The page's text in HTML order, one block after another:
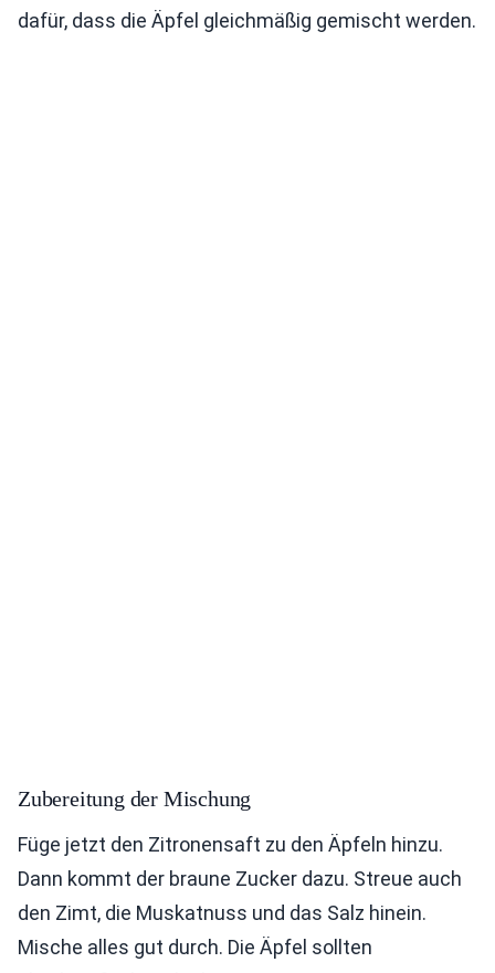
dafür, dass die Äpfel gleichmäßig gemischt werden.
Zubereitung der Mischung
Füge jetzt den Zitronensaft zu den Äpfeln hinzu.
Dann kommt der braune Zucker dazu. Streue auch
den Zimt, die Muskatnuss und das Salz hinein.
Mische alles gut durch. Die Äpfel sollten